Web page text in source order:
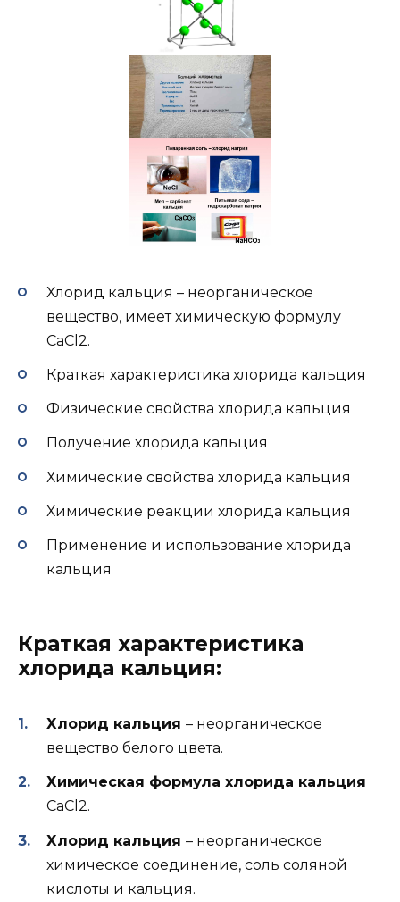
Хлорид кальция – неорганическое
вещество, имеет химическую формулу
CaCl2.
Краткая характеристика хлорида кальция
Физические свойства хлорида кальция
Получение хлорида кальция
Химические свойства хлорида кальция
Химические реакции хлорида кальция
Применение и использование хлорида
кальция
Краткая характеристика
хлорида кальция:
Хлорид кальция – неорганическое
вещество белого цвета.
Химическая формула хлорида кальция
CaCl2.
Хлорид кальция – неорганическое
химическое соединение, соль соляной
кислоты и кальция.